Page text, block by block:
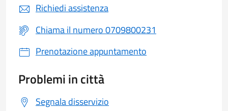
Richiedi assistenza
Chiama il numero 0709800231
Prenotazione appuntamento
Problemi in città
Segnala disservizio